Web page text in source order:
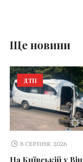
Ще новини
ДТП
8 СЕРПНЯ, 2026
На Київській у